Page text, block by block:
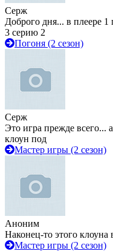
Серж
Доброго дня... в плеере 1
3 серию 2
Погоня (2 сезон)
Серж
Это игра прежде всего...
клоун под
Мастер игры (2 сезон)
Аноним
Наконец-то этого клоуна
Мастер игры (2 сезон)